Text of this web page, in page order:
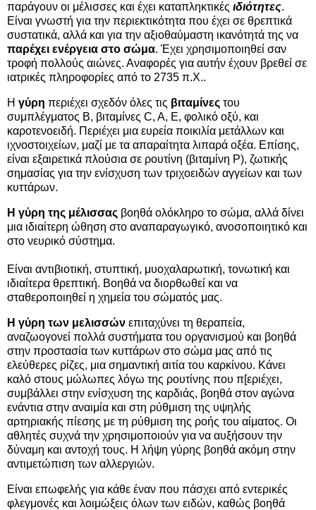
παράγουν οι μέλισσες και έχει καταπληκτικές ιδιότητες.
Είναι γνωστή για την περιεκτικότητα που έχει σε θρεπτικά
συστατικά, αλλά και για την αξιοθαύμαστη ικανότητά της να
παρέχει ενέργεια στο σώμα. Έχει χρησιμοποιηθεί σαν
τροφή πολλούς αιώνες. Αναφορές για αυτήν έχουν βρεθεί σε
ιατρικές πληροφορίες από το 2735 π.Χ..
Η γύρη περιέχει σχεδόν όλες τις βιταμίνες του
συμπλέγματος B, βιταμίνες C, A, E, φολικό οξύ, και
καροτενοειδή. Περιέχει μια ευρεία ποικιλία μετάλλων και
ιχνοστοιχείων, μαζί με τα απαραίτητα λιπαρά οξέα. Επίσης,
είναι εξαιρετικά πλούσια σε ρουτίνη (βιταμίνη P), ζωτικής
σημασίας για την ενίσχυση των τριχοειδών αγγείων και των
κυττάρων.
Η γύρη της μέλισσας βοηθά ολόκληρο το σώμα, αλλά δίνει
μια ιδιαίτερη ώθηση στο αναπαραγωγικό, ανοσοποιητικό και
στο νευρικό σύστημα.
Είναι αντιβιοτική, στυπτική, μυοχαλαρωτική, τονωτική και
ιδιαίτερα θρεπτική. Βοηθά να διορθωθεί και να
σταθεροποιηθεί η χημεία του σώματός μας.
Η γύρη των μελισσών επιταχύνει τη θεραπεία,
αναζωογονεί πολλά συστήματα του οργανισμού και βοηθά
στην προστασία των κυττάρων στο σώμα μας από τις
ελεύθερες ρίζες, μια σημαντική αιτία του καρκίνου. Κάνει
καλό στους μώλωπες λόγω της ρουτίνης που π[εριέχει,
συμβάλλει στην ενίσχυση της καρδιάς, βοηθά στον αγώνα
ενάντια στην αναιμία και στη ρύθμιση της υψηλής
αρτηριακής πίεσης με τη ρύθμιση της ροής του αίματος. Οι
αθλητές συχνά την χρησιμοποιούν για να αυξήσουν την
δύναμη και αντοχή τους. Η λήψη γύρης βοηθά ακόμη στην
αντιμετώπιση των αλλεργιών.
Είναι επωφελής για κάθε έναν που πάσχει από εντερικές
φλεγμονές και λοιμώξεις όλων των ειδών, καθώς βοηθά